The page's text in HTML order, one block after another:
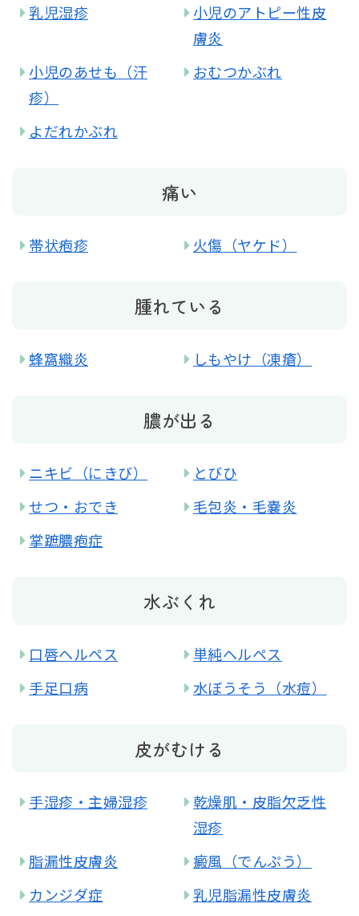
乳児湿疹
小児のアトピー性皮
膚炎
小児のあせも（汗
疹）
おむつかぶれ
よだれかぶれ
痛い
帯状疱疹 火傷（ヤケド）
腫れている
蜂窩織炎 しもやけ（凍瘡）
膿が出る
ニキビ（にきび）
とびひ
せつ・おでき
毛包炎・毛嚢炎
掌蹠膿疱症
水ぶくれ
口唇ヘルペス
単純ヘルペス
手足口病
水ぼうそう（水痘）
皮がむける
手湿疹・主婦湿疹
乾燥肌・皮脂欠乏性
湿疹
脂漏性皮膚炎
癜風（でんぷう）
カンジダ症
乳児脂漏性皮膚炎